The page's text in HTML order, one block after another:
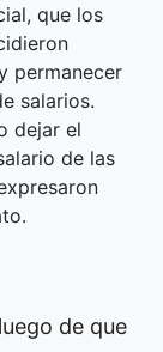
que los
permanecer
salarios.
dejar el
de las
de que